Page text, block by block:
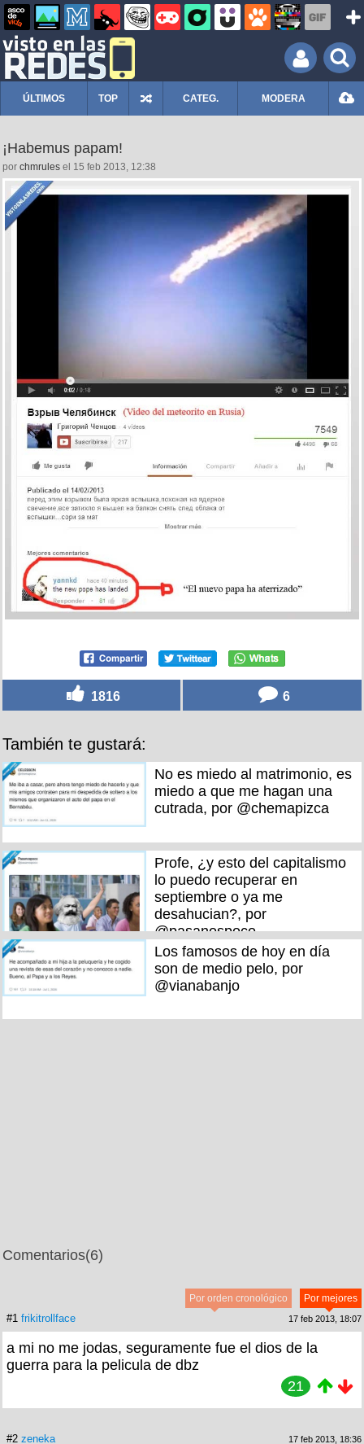
ÚLTIMOS TOP CATEG. MODERA
¡Habemus papam!
por chmrules el 15 feb 2013, 12:38
1816 6
También te gustará:
No es miedo al matrimonio, es
miedo a que me hagan una
cutrada, por @chemapizca
Profe, ¿y esto del capitalismo
lo puedo recuperar en
septiembre o ya me
desahucian?, por
@pasanospoco
Los famosos de hoy en día
son de medio pelo, por
@vianabanjo
Comentarios(6)
Por mejores
Por orden cronológico
#1 frikitrollface 17 feb 2013, 18:07
a mi no me jodas, seguramente fue el dios de la
guerra para la pelicula de dbz
21
#2 zeneka 17 feb 2013, 18:36